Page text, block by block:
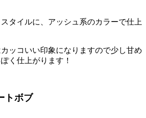
タイルに、アッシュ系のカラーで仕上
ッコいい印象になりますので少し甘め
く仕上がります！
トボブ